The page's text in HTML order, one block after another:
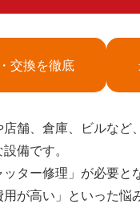
交換を徹底
舗、倉庫、ビルなど
備です。
ッター修理」が必要
が高い」といった悩